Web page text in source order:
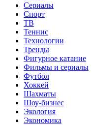
Сериалы
Спорт
ТВ
Теннис
Технологии
Тренды
Фигурное катание
Фильмы и сериалы
Футбол
Хоккей
Шахматы
Шоу-бизнес
Экология
Экономика